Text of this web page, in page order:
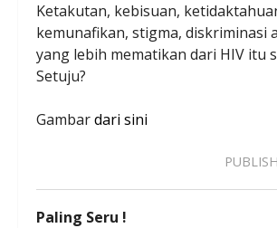
Ketakutan, kebisuan,
kemunafikan, stigma, diskriminasi
yang lebih mematikan dari HIV itu
Setuju?
Gambardari sini
Paling Seru !